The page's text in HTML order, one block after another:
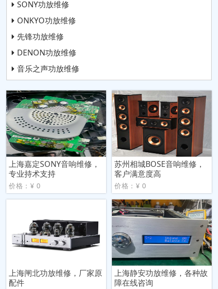
SONY功放维修
ONKYO功放维修
先锋功放维修
DENON功放维修
音乐之声功放维修
上海嘉定SONY音响维修，
专业持术支持
价格：¥ 0
苏州相城BOSE音响维修，
客户满意度高
价格：¥ 0
上海闸北功放维修，厂家原
配件
上海静安功放维修，各种故
障在线咨询